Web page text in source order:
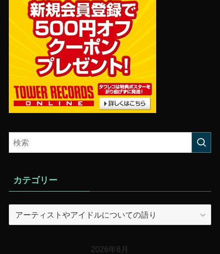
カテゴリー
テ
2026年8月